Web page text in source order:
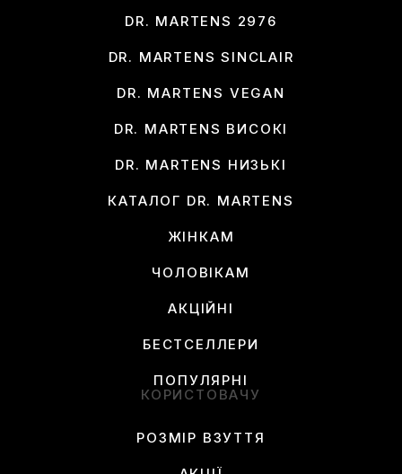
DR. MARTENS 2976
DR. MARTENS SINCLAIR
DR. MARTENS VEGAN
DR. MARTENS ВИСОКІ
DR. MARTENS НИЗЬКІ
КАТАЛОГ DR. MARTENS
ЖІНКАМ
ЧОЛОВІКАМ
АКЦІЙНІ
БЕСТСЕЛЛЕРИ
ПОПУЛЯРНІ
КОРИСТОВАЧУ
РОЗМІР ВЗУТТЯ